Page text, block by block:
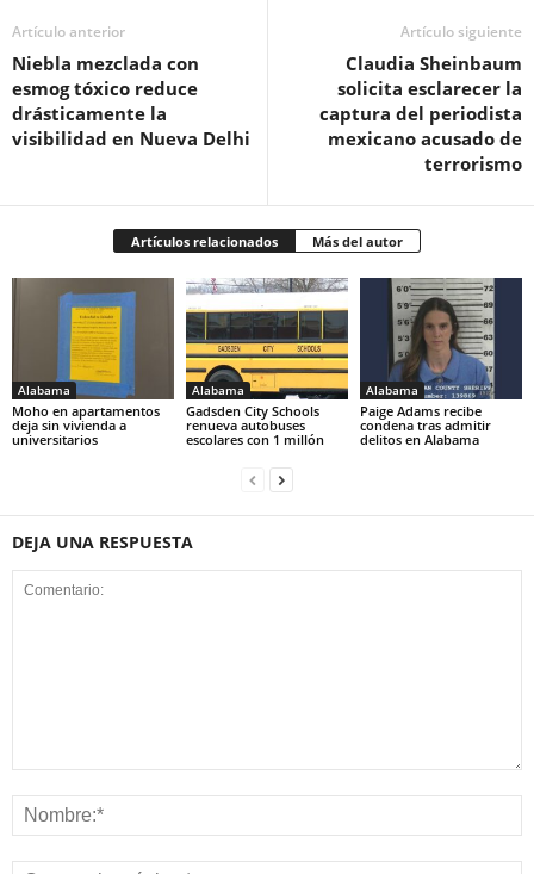
Artículo anterior
Niebla mezclada con
esmog tóxico reduce
drásticamente la
visibilidad en Nueva Delhi
Artículo siguiente
Claudia Sheinbaum
solicita esclarecer la
captura del periodista
mexicano acusado de
terrorismo
Artículos relacionados Más del autor
Alabama
Moho en apartamentos
deja sin vivienda a
universitarios
Alabama
Gadsden City Schools
renueva autobuses
escolares con 1 millón
Alabama
Paige Adams recibe
condena tras admitir
delitos en Alabama
DEJA UNA RESPUESTA